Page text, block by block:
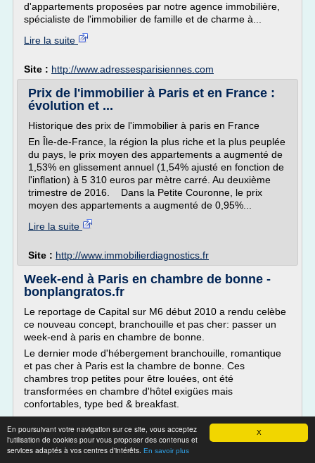
X
En poursuivant votre navigation sur ce site, vous acceptez
l'utilisation de cookies pour vous proposer des contenus et
services adaptés à vos centres d'intérêts. En savoir plus
d'appartements proposées par notre agence immobilière,
spécialiste de l'immobilier de famille et de charme à...
Lire la suite
Site : http://www.adressesparisiennes.com
Prix de l'immobilier à Paris et en France :
évolution et ...
Historique des prix de l'immobilier à paris en France
En Île-de-France, la région la plus riche et la plus peuplée
du pays, le prix moyen des appartements a augmenté de
1,53% en glissement annuel (1,54% ajusté en fonction de
l'inflation) à 5 310 euros par mètre carré. Au deuxième
trimestre de 2016. Dans la Petite Couronne, le prix
moyen des appartements a augmenté de 0,95%...
Lire la suite
Site : http://www.immobilierdiagnostics.fr
Week-end à Paris en chambre de bonne -
bonplangratos.fr
Le reportage de Capital sur M6 début 2010 a rendu celèbe
ce nouveau concept, branchouille et pas cher: passer un
week-end à paris en chambre de bonne.
Le dernier mode d'hébergement branchouille, romantique
et pas cher à Paris est la chambre de bonne. Ces
chambres trop petites pour être louées, ont été
transformées en chambre d'hôtel exigües mais
confortables, type bed & breakfast.
Ce...
Lire la suite